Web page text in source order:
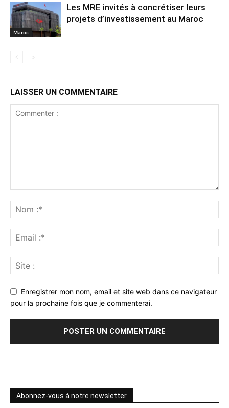
Maroc
Les MRE invités à concrétiser leurs
projets d’investissement au Maroc
LAISSER UN COMMENTAIRE
Enregistrer mon nom, email et site web dans ce navigateur
pour la prochaine fois que je commenterai.
Abonnez-vous à notre newsletter